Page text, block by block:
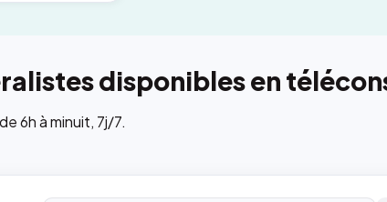
disponibles en
6h à minuit, 7j/7.